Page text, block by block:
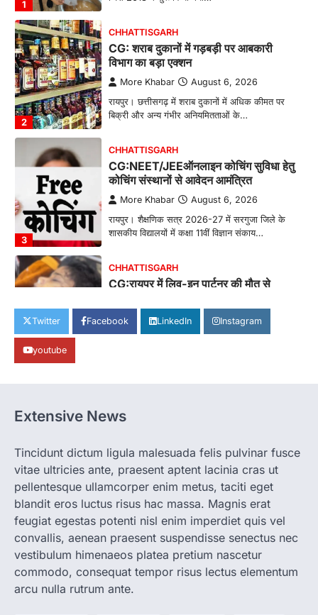
1
2
CHHATTISGARH
CG: शराब दुकानों में गड़बड़ी पर आबकारी
विभाग का बड़ा एक्शन
More Khabar August 6, 2026
रायपुर। छत्तीसगढ़ में शराब दुकानों में अधिक कीमत पर
बिक्री और अन्य गंभीर अनियमितताओं के…
3
CHHATTISGARH
CG:NEET/JEEऑनलाइन कोचिंग सुविधा हेतु
कोचिंग संस्थानों से आवेदन आमंत्रित
More Khabar August 6, 2026
रायपुर। शैक्षणिक सत्र 2026-27 में सरगुजा जिले के
शासकीय विद्यालयों में कक्षा 11वीं विज्ञान संकाय…
CHHATTISGARH
CG:रायपुर में लिव-इन पार्टनर की मौत से
More Khabar August 6, 2026
रायपुर। राजधानी रायपुर से एक सनसनीखेज मामला
CHHATTISGARH
More Khabar
जिसे 2018 में शुरू किया गया…
2
CHHATTISGARH
CG: शराब दुकानों में गड़बड़ी पर आबकारी
विभाग का बड़ा एक्शन
More Khabar August 6, 2026
रायपुर। छत्तीसगढ़ में शराब दुकानों में अधिक कीमत पर
बिक्री और अन्य गंभीर अनियमितताओं के…
Twitter Facebook LinkedIn Instagram
youtube
Extensive News
Tincidunt dictum ligula malesuada felis pulvinar fusce
vitae ultricies ante, praesent aptent lacinia cras ut
pellentesque ullamcorper enim metus, taciti eget
blandit eros luctus risus hac massa. Magnis erat
feugiat egestas potenti nisl enim imperdiet quis vel
convallis, aenean praesent suspendisse senectus nec
vestibulum himenaeos platea pretium nascetur
commodo, consequat tempor risus lectus elementum
arcu nulla rutrum ante.